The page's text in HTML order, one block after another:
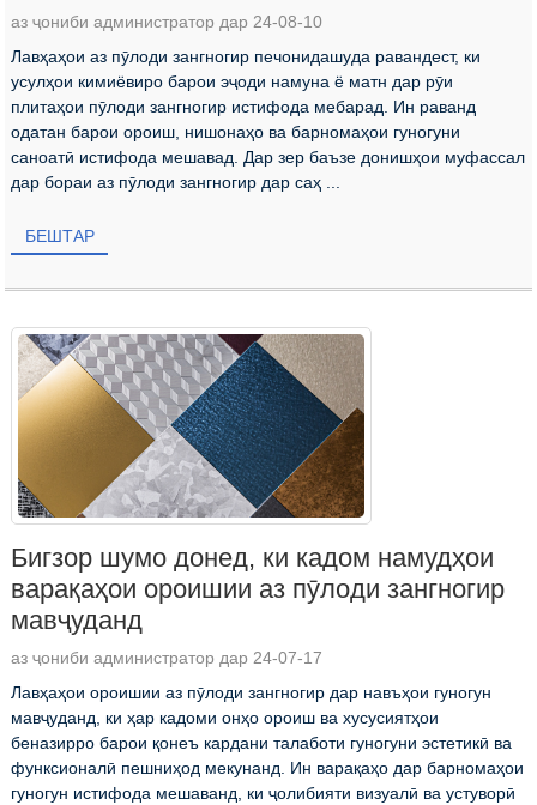
аз ҷониби администратор дар 24-08-10
Лавҳаҳои аз пӯлоди зангногир печонидашуда равандест, ки
усулҳои кимиёвиро барои эҷоди намуна ё матн дар рӯи
плитаҳои пӯлоди зангногир истифода мебарад. Ин раванд
одатан барои ороиш, нишонаҳо ва барномаҳои гуногуни
саноатӣ истифода мешавад. Дар зер баъзе донишҳои муфассал
дар бораи аз пӯлоди зангногир дар саҳ ...
БЕШТАР
Бигзор шумо донед, ки кадом намудҳои
варақаҳои ороишии аз пӯлоди зангногир
мавҷуданд
аз ҷониби администратор дар 24-07-17
Лавҳаҳои ороишии аз пӯлоди зангногир дар навъҳои гуногун
мавҷуданд, ки ҳар кадоми онҳо ороиш ва хусусиятҳои
беназирро барои қонеъ кардани талаботи гуногуни эстетикӣ ва
функсионалӣ пешниҳод мекунанд. Ин варақаҳо дар барномаҳои
гуногун истифода мешаванд, ки ҷолибияти визуалӣ ва устуворӣ